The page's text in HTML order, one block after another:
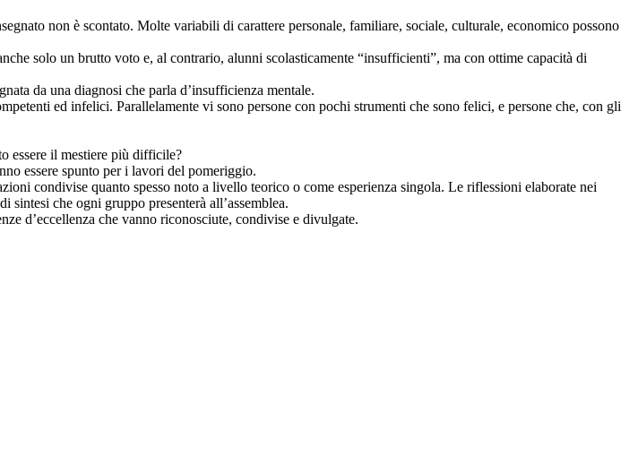
non è scontato. Molte variabili di carattere personale, familiare, sociale, culturale, economico possono
solo un brutto voto e, al contrario, alunni scolasticamente “insufficienti”, ma con ottime capacità di
da una diagnosi che parla d’insufficienza mentale.
ed infelici. Parallelamente vi sono persone con pochi strumenti che sono felici, e persone che, con gli
essere il mestiere più difficile?
essere spunto per i lavori del pomeriggio.
condivise quanto spesso noto a livello teorico o come esperienza singola. Le riflessioni elaborate nei
che ogni gruppo presenterà all’assemblea.
d’eccellenza che vanno riconosciute, condivise e divulgate.